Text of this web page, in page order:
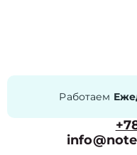
Работаем